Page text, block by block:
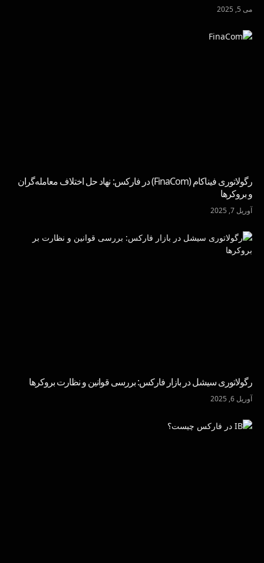
می 5, 2025
رگولاتوری فیناکام (FinaCom) در فارکس: نهاد حل اختلاف معامله‌گران
و بروکرها
آوریل 7, 2025
رگولاتوری سیشل در بازار فارکس: بررسی قوانین و نظارت بروکرها
آوریل 6, 2025